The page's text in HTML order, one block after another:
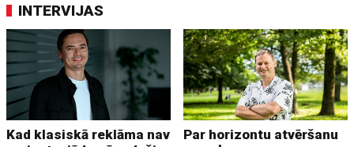
INTERVIJAS
Kad klasiskā reklāma nav
Par horizontu atvēršanu